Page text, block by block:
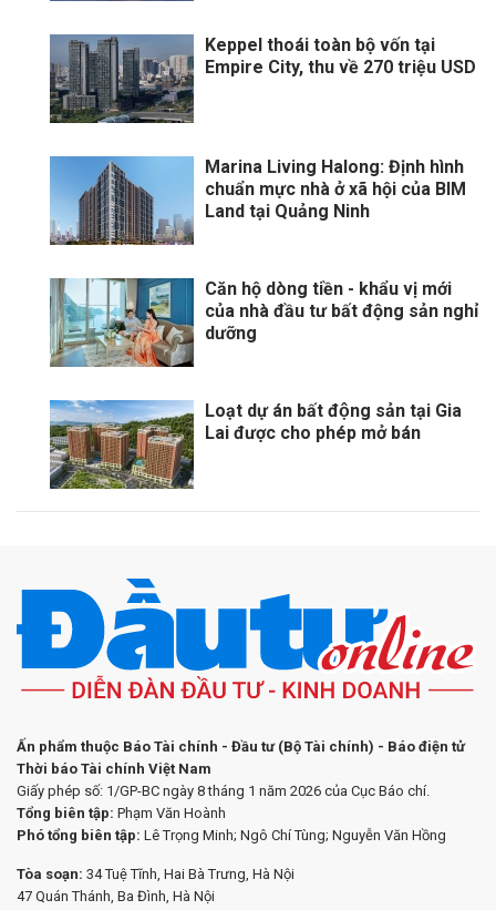
Keppel thoái toàn bộ vốn tại
Empire City, thu về 270 triệu USD
Marina Living Halong: Định hình
chuẩn mực nhà ở xã hội của BIM
Land tại Quảng Ninh
Căn hộ dòng tiền - khẩu vị mới
của nhà đầu tư bất động sản nghỉ
dưỡng
Loạt dự án bất động sản tại Gia
Lai được cho phép mở bán
Ấn phẩm thuộc Báo Tài chính - Đầu tư (Bộ Tài chính) - Báo điện tử
Thời báo Tài chính Việt Nam
Giấy phép số: 1/GP-BC ngày 8 tháng 1 năm 2026 của Cục Báo chí.
Tổng biên tập: Phạm Văn Hoành
Phó tổng biên tập: Lê Trọng Minh; Ngô Chí Tùng; Nguyễn Văn Hồng
Tòa soạn: 34 Tuệ Tĩnh, Hai Bà Trưng, Hà Nội
47 Quán Thánh, Ba Đình, Hà Nội